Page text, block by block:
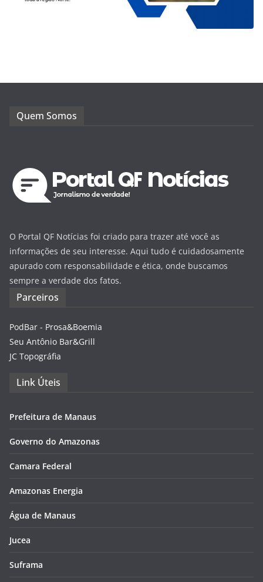
Quem Somos
O Portal QF Notícias foi criado para trazer até você as
informações de seu interesse. Aqui tudo é cuidadosamente
apurado com responsabilidade e ética, onde buscamos
sempre a verdade dos fatos.
Parceiros
PodBar - Prosa&Boemia
Seu Antônio Bar&Grill
JC Topográfia
Link Úteis
Prefeitura de Manaus
Governo do Amazonas
Camara Federal
Amazonas Energia
Água de Manaus
Jucea
Suframa